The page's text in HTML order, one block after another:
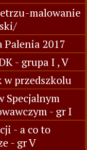
malowanie
Palenia 2017
- grupa I , V
w przedszkolu
Specjalnym
- gr I
- a co to
- gr V